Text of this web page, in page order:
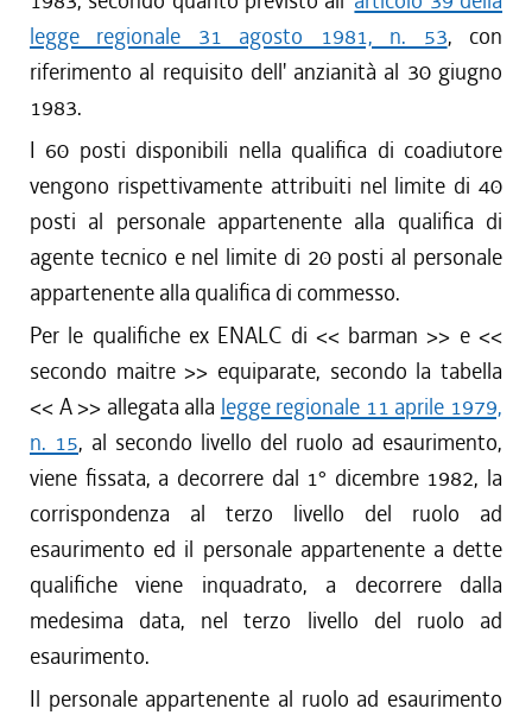
legge regionale 31 agosto 1981, n. 53, con
riferimento al requisito dell' anzianità al 30 giugno
1983.
I 60 posti disponibili nella qualifica di coadiutore
vengono rispettivamente attribuiti nel limite di 40
posti al personale appartenente alla qualifica di
agente tecnico e nel limite di 20 posti al personale
appartenente alla qualifica di commesso.
Per le qualifiche ex ENALC di << barman >> e <<
secondo maitre >> equiparate, secondo la tabella
<< A >> allegata alla legge regionale 11 aprile 1979,
n. 15, al secondo livello del ruolo ad esaurimento,
viene fissata, a decorrere dal 1° dicembre 1982, la
corrispondenza al terzo livello del ruolo ad
esaurimento ed il personale appartenente a dette
qualifiche viene inquadrato, a decorrere dalla
medesima data, nel terzo livello del ruolo ad
esaurimento.
Il personale appartenente al ruolo ad esaurimento